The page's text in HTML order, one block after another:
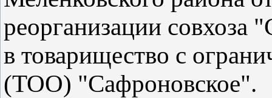
реорганизации
в товарищество с
(ТОО) "Сафроновское".